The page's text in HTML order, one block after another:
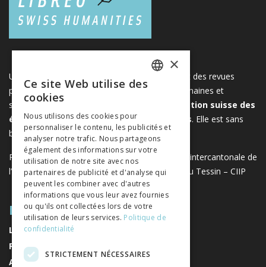
Une plateforme unique regroupant des livres et des revues
publiés par les éditeurs suisses de sciences humaines et
sociales. Libreo.ch est la propriété de l'
Association suisse des
éditeurs de sciences sociales et humaines. Elle est sans
but lucratif.www.editeurssuisses.ch
Projet réalisé avec le soutien de la Conférence intercantonale de
l’instruction publique de la Suisse romande et du Tessin – CIIP
PLAN DU SITE
LIVRES
REVUES
AUTEURS
ITALIAN
×
Ce site Web utilise des
cookies
Nous utilisons des cookies pour
personnaliser le contenu, les publicités et
analyser notre trafic. Nous partageons
également des informations sur votre
utilisation de notre site avec nos
partenaires de publicité et d'analyse qui
peuvent les combiner avec d'autres
informations que vous leur avez fournies
ou qu'ils ont collectées lors de votre
utilisation de leurs services. Politique de
confidentialité
STRICTEMENT NÉCESSAIRES